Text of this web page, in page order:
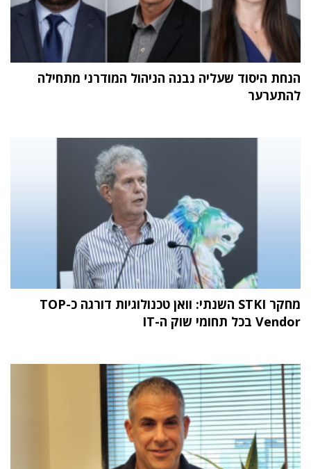
הנחת היסוד שעליה נבנה הניהול המודרני מתחילה
להתערער
מחקר STKI השנתי: וואן טכנולוגיות דורגה כ-TOP
Vendor בכל תחומי שוק ה-IT